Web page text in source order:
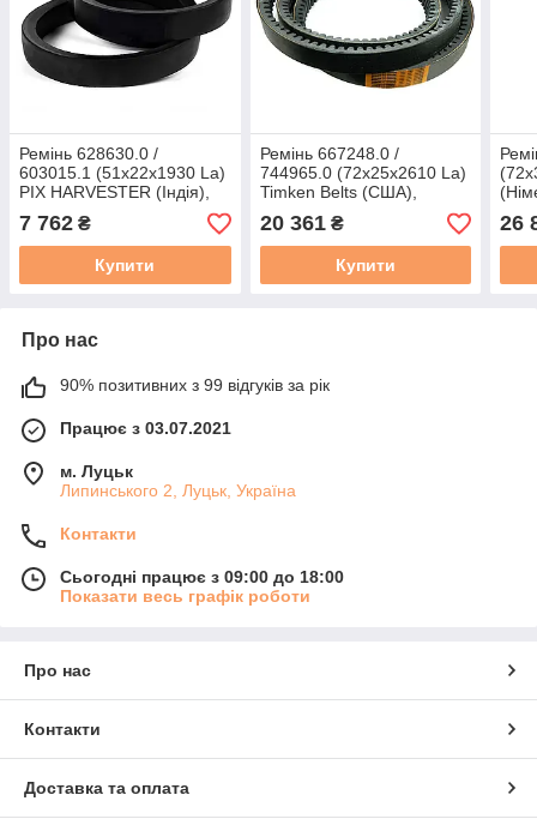
Ремінь 628630.0 /
603015.1 (51x22x1930 La)
PIX HARVESTER (Індія),
варіаторний
7 762 ₴
Купити
Ремінь 667248.0 /
744965.0 (72x25x2610 La)
Timken Belts (США),
варіаторний
20 361₴
Купити
26
Про нас
90% позитивних з 99 відгуків за рік
Працює з 03.07.2021
м. Луцьк
Липинського 2, Луцьк, Україна
Контакти
Сьогодні працює з 09:00 до 18:00
Показати весь графік роботи
Про нас
Контакти
Доставка та оплата